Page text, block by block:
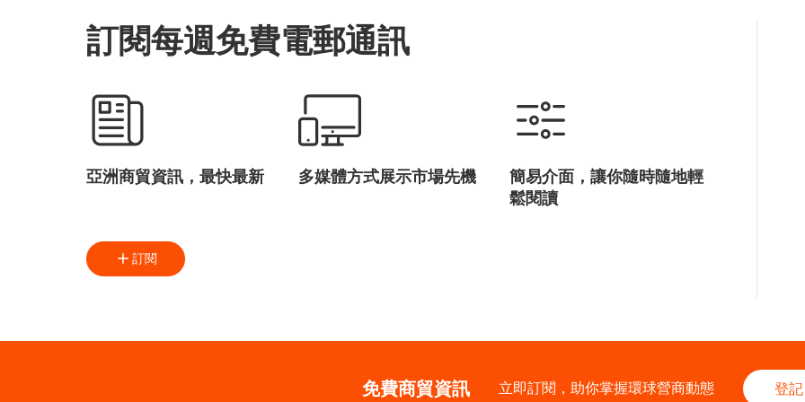
訂閱每週免費電郵通訊
亞洲商貿資訊，最快最新 多媒體方式展示市場先機
簡易介面，讓你隨時隨地輕
鬆閱讀
訂閱
免費商貿資訊 立即訂閱，助你掌握環球營商動態 登記